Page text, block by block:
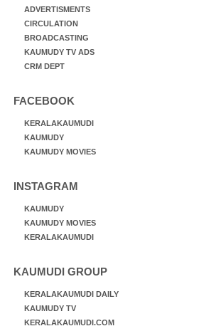
ADVERTISMENTS
CIRCULATION
BROADCASTING
KAUMUDY TV ADS
CRM DEPT
FACEBOOK
KERALAKAUMUDI
KAUMUDY
KAUMUDY MOVIES
INSTAGRAM
KAUMUDY
KAUMUDY MOVIES
KERALAKAUMUDI
KAUMUDI GROUP
KERALAKAUMUDI DAILY
KAUMUDY TV
KERALAKAUMUDI.COM